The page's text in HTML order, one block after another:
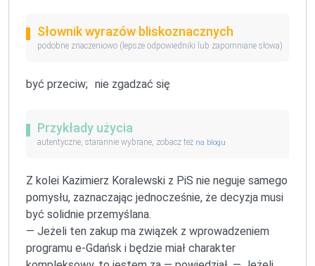
Słownik wyrazów bliskoznacznych
podobne znaczeniowo (lepsze odpowiedniki lub zapomniane słowa)
być przeciw; nie zgadzać się
Przykłady użycia
autentyczne, starannie wybrane, zobacz też na blogu
Z kolei Kazimierz Koralewski z PiS nie neguje samego
pomysłu, zaznaczając jednocześnie, że decyzja musi
być solidnie przemyślana.
— Jeżeli ten zakup ma związek z wprowadzeniem
programu e-Gdańsk i będzie miał charakter